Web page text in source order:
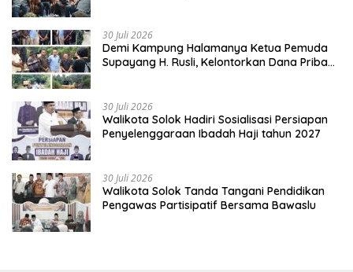
30 Juli 2026
Demi Kampung Halamanya Ketua Pemuda
Supayang H. Rusli, Kelontorkan Dana Pribadi
30 Juli 2026
Walikota Solok Hadiri Sosialisasi Persiapan
Penyelenggaraan Ibadah Haji tahun 2027
30 Juli 2026
Walikota Solok Tanda Tangani Pendidikan
Pengawas Partisipatif Bersama Bawaslu